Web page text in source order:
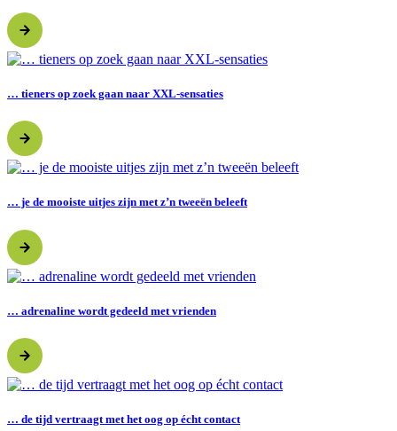
… tieners op zoek gaan naar XXL-sensaties
… je de mooiste uitjes zijn met z’n tweeën beleeft
… adrenaline wordt gedeeld met vrienden
… de tijd vertraagt met het oog op écht contact